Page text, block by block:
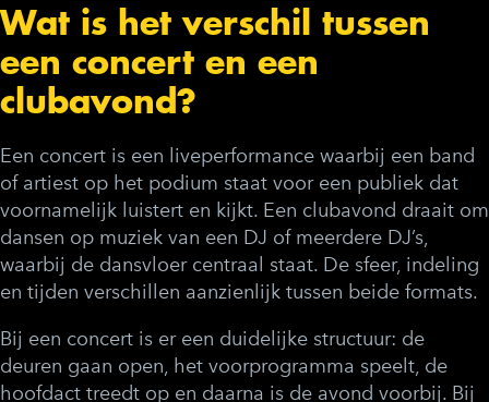
Wat is het verschil tussen
een concert en een
clubavond?
Een concert is een liveperformance waarbij een band
of artiest op het podium staat voor een publiek dat
voornamelijk luistert en kijkt. Een clubavond draait om
dansen op muziek van een DJ of meerdere DJ’s,
waarbij de dansvloer centraal staat. De sfeer, indeling
en tijden verschillen aanzienlijk tussen beide formats.
Bij een concert is er een duidelijke structuur: de
deuren gaan open, het voorprogramma speelt, de
hoofdact treedt op en daarna is de avond voorbij. Bij